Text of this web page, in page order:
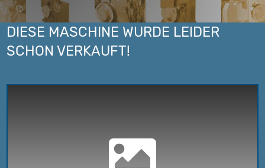
DIESE MASCHINE WURDE LEIDER
SCHON VERKAUFT!